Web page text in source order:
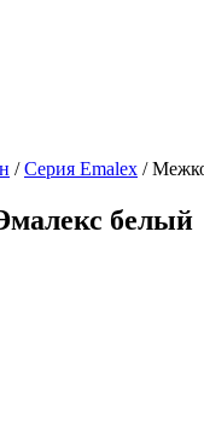
/Cерия Emalex /
белый